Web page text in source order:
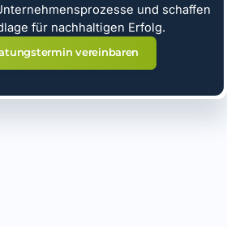
und schaffen
für nachhaltigen Erfolg.
vereinbaren